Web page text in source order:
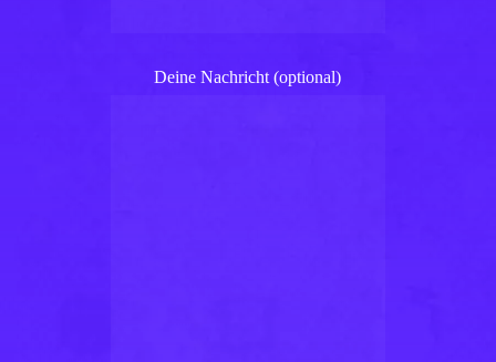
Deine Nachricht (optional)